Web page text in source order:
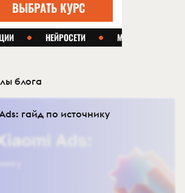
блога
гайд по источнику